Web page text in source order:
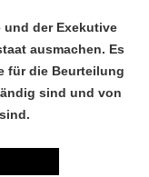
der Exekutive
ausmachen. Es
für die Beurteilung
sind und von